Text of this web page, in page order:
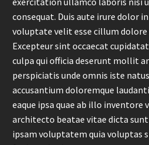
consequat. Duis aute irure dolor
voluptate velit esse cillum
Excepteur sint occaecat
culpa qui officia deserunt mollit
perspiciatis unde omnis iste
accusantium doloremque
eaque ipsa quae ab illo inventore
architecto beatae vitae dicta
ipsam voluptatem quia voluptas